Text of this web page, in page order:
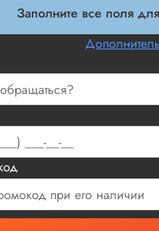
Заполните все поля
Илья П.